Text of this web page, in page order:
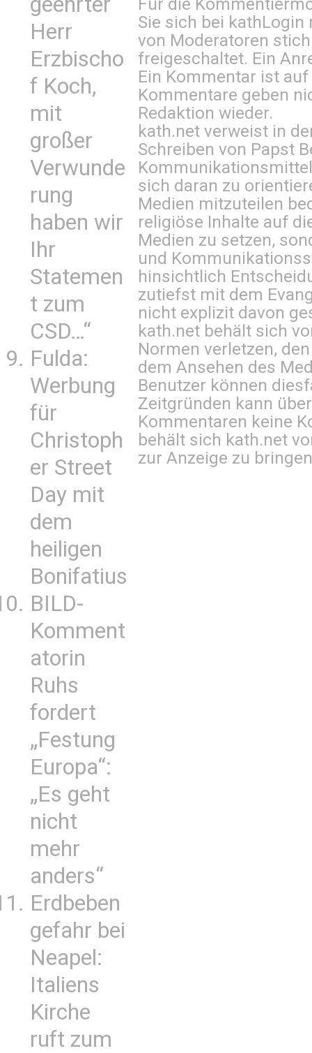
Herr
Erzbischo
f Koch,
mit
großer
Verwunde
rung
haben wir
Ihr
Statemen
t zum
CSD…“
Fulda:
Werbung
für
Christoph
er Street
Day mit
dem
heiligen
Bonifatius
BILD-
Komment
atorin
Ruhs
fordert
„Festung
Europa“:
„Es geht
nicht
mehr
anders“
Erdbeben
gefahr bei
Neapel:
Italiens
Kirche
ruft zum
Sie sich bei kathLogin
von Moderatoren
freigeschaltet. Ein
Ein Kommentar ist
Kommentare geben
Redaktion wieder.
kath.net verweist in
Schreiben von Papst
sich daran zu
Medien mitzuteilen
religiöse Inhalte auf
Medien zu setzen,
und
hinsichtlich
zutiefst mit dem
nicht explizit davon
kath.net behält sich
Normen verletzen,
dem Ansehen des
Benutzer können
Zeitgründen kann
Kommentaren keine
behält sich kath.net
zur Anzeige zu